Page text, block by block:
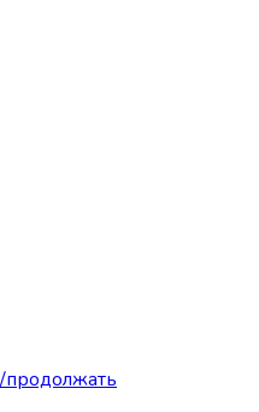
продолжать